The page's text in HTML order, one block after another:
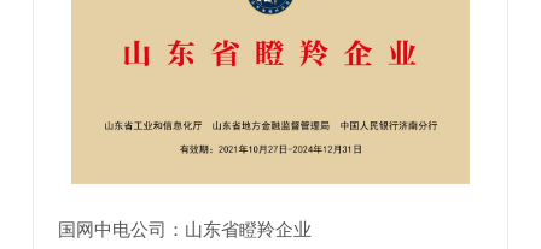
国网中电公司：山东省瞪羚企业